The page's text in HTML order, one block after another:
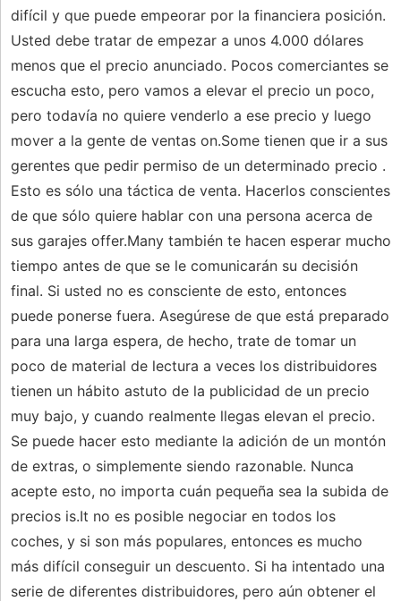
difícil y que puede empeorar por la financiera posición.
Usted debe tratar de empezar a unos 4.000 dólares
menos que el precio anunciado. Pocos comerciantes se
escucha esto, pero vamos a elevar el precio un poco,
pero todavía no quiere venderlo a ese precio y luego
mover a la gente de ventas on.Some tienen que ir a sus
gerentes que pedir permiso de un determinado precio .
Esto es sólo una táctica de venta. Hacerlos conscientes
de que sólo quiere hablar con una persona acerca de
sus garajes offer.Many también te hacen esperar mucho
tiempo antes de que se le comunicarán su decisión
final. Si usted no es consciente de esto, entonces
puede ponerse fuera. Asegúrese de que está preparado
para una larga espera, de hecho, trate de tomar un
poco de material de lectura a veces los distribuidores
tienen un hábito astuto de la publicidad de un precio
muy bajo, y cuando realmente llegas elevan el precio.
Se puede hacer esto mediante la adición de un montón
de extras, o simplemente siendo razonable. Nunca
acepte esto, no importa cuán pequeña sea la subida de
precios is.It no es posible negociar en todos los
coches, y si son más populares, entonces es mucho
más difícil conseguir un descuento. Si ha intentado una
serie de diferentes distribuidores, pero aún obtener el